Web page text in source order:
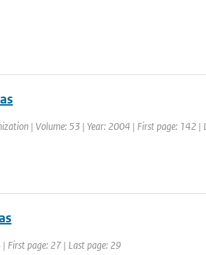
| Volume: 53 | Year: 2004 | First page: 142 |
First page: 27 | Last page: 29